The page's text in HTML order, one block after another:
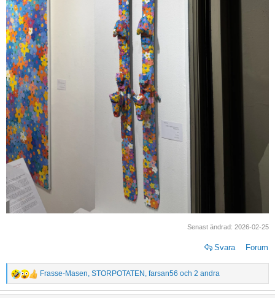
Senast ändrad: 2026-02-25
Svara Forum
R
e
Frasse-Masen, STORPOTATEN, farsan56 och 2 andra